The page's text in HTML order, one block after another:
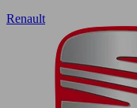
Renault